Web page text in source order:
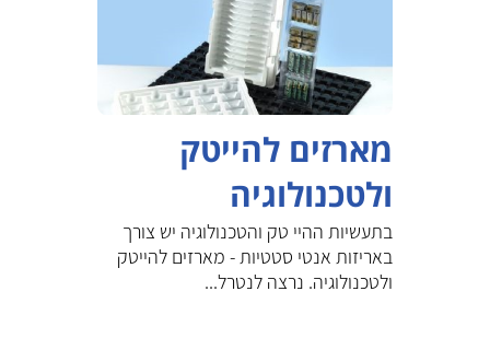
מארזים להייטק
ולטכנולוגיה
בתעשיות ההיי טק והטכנולוגיה יש צורך
באריזות אנטי סטטיות - מארזים להייטק
ולטכנולוגיה. נרצה לנטרל...